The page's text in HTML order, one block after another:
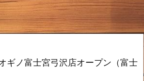
ギノ富士宮弓沢店オープン（富士